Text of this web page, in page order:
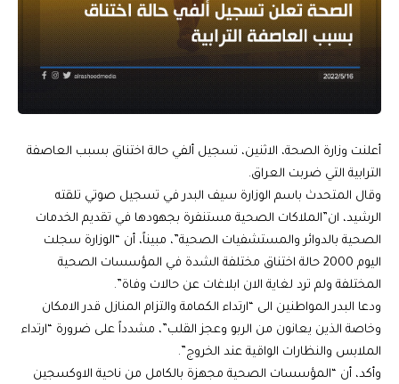
أعلنت وزارة الصحة، الاثنين، تسجيل ألفي حالة اختناق بسبب العاصفة
الترابية التي ضربت العراق.
وقال المتحدث باسم الوزارة سيف البدر في تسجيل صوتي تلقته
الرشيد، ان”الملاكات الصحية مستنفرة بجهودها في تقديم الخدمات
الصحية بالدوائر والمستشفيات الصحية”، مبيناً، أن “الوزارة سجلت
اليوم 2000 حالة اختناق مختلفة الشدة في المؤسسات الصحية
المختلفة ولم ترد لغاية الان ابلاغات عن حالات وفاة”.
ودعا البدر المواطنين الى “ارتداء الكمامة والتزام المنازل قدر الامكان
وخاصة الذين يعانون من الربو وعجز القلب”، مشدداً على ضرورة “ارتداء
الملابس والنظارات الواقية عند الخروج”.
وأكد، أن “المؤسسات الصحية مجهزة بالكامل من ناحية الاوكسجين